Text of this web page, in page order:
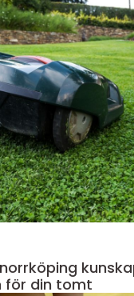
service och
för din tomt